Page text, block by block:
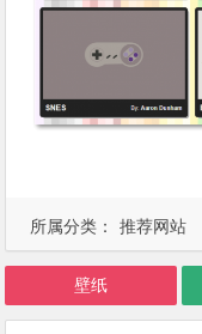
所属分类： 推荐网站
壁纸